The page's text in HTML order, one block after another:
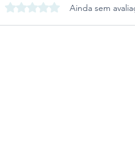
Avaliado com 0 de 5
Ainda sem